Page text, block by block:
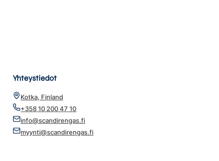
Yhteystiedot
Kotka, Finland
+358 10 200 47 10
info@scandirengas.fi
myynti@scandirengas.fi